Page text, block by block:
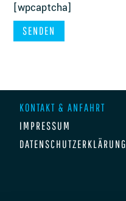
[wpcaptcha]
KONTAKT & ANFAHRT
IMPRESSUM
DATENSCHUTZERKLÄRUNG